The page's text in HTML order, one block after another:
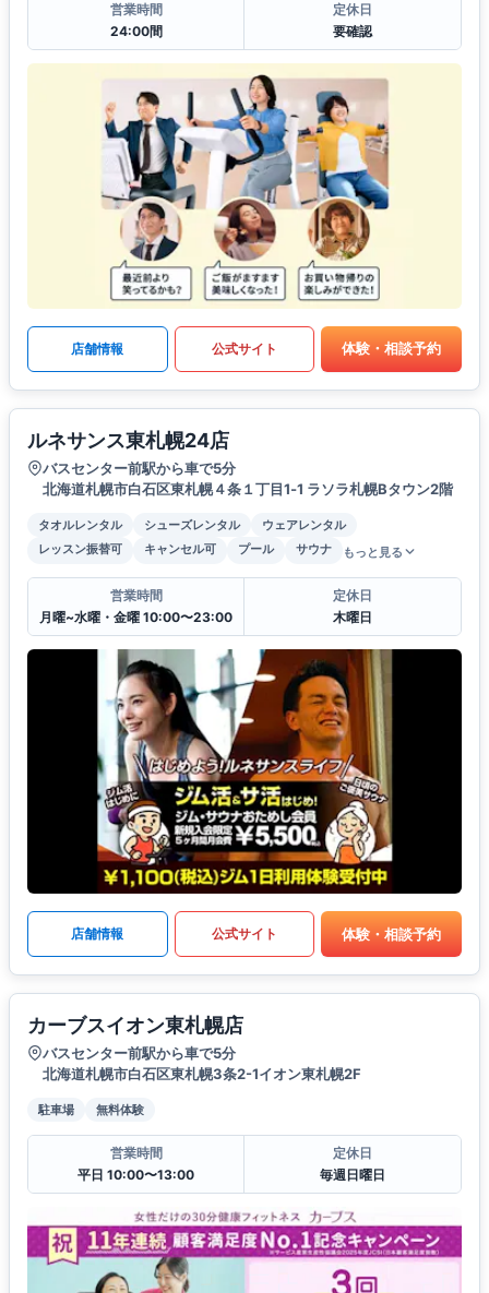
営業時間
24:00間
定休日
要確認
店舗情報 公式サイト 体験・相談予約
ルネサンス東札幌24店
バスセンター前駅から車で5分
北海道札幌市白石区東札幌４条１丁目1‐1 ラソラ札幌Bタウン2階
タオルレンタル シューズレンタル
ウェアレンタル
レッスン振替可
キャンセル可 プール サウナ もっと見る
営業時間
月曜~水曜・金曜 10:00〜23:00
定休日
木曜日
店舗情報 公式サイト 体験・相談予約
カーブスイオン東札幌店
バスセンター前駅から車で5分
北海道札幌市白石区東札幌3条2-1イオン東札幌2F
駐車場 無料体験
営業時間
平日 10:00〜13:00
定休日
毎週日曜日